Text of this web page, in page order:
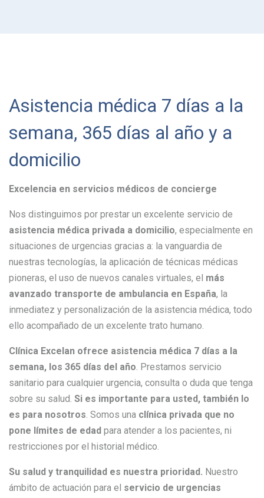
Asistencia médica 7 días a la
semana, 365 días al año y a
domicilio
Excelencia en servicios médicos de concierge
Nos distinguimos por prestar un excelente servicio de
asistencia médica privada a domicilio, especialmente en
situaciones de urgencias gracias a: la vanguardia de
nuestras tecnologías, la aplicación de técnicas médicas
pioneras, el uso de nuevos canales virtuales, el más
avanzado transporte de ambulancia en España, la
inmediatez y personalización de la asistencia médica, todo
ello acompañado de un excelente trato humano.
Clínica Excelan ofrece asistencia médica 7 días a la
semana, los 365 días del año. Prestamos servicio
sanitario para cualquier urgencia, consulta o duda que tenga
sobre su salud. Si es importante para usted, también lo
es para nosotros. Somos una clínica privada que no
pone límites de edad para atender a los pacientes, ni
restricciones por el historial médico.
Su salud y tranquilidad es nuestra prioridad. Nuestro
ámbito de actuación para el servicio de urgencias